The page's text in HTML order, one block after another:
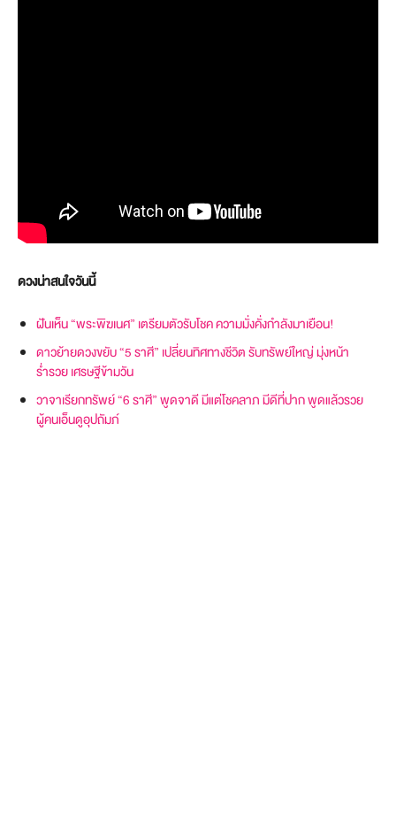
ดวงน่าสนใจวันนี้
ฝันเห็น “พระพิฆเนศ” เตรียมตัวรับโชค ความมั่งคั่งกำลังมาเยือน!
ดาวย้ายดวงขยับ “5 ราศี” เปลี่ยนทิศทางชีวิต รับทรัพย์ใหญ่ มุ่งหน้า
ร่ำรวย เศรษฐีข้ามวัน
วาจาเรียกทรัพย์ “6 ราศี” พูดจาดี มีแต่โชคลาภ มีดีที่ปาก พูดแล้วรวย
ผู้คนเอ็นดูอุปถัมภ์